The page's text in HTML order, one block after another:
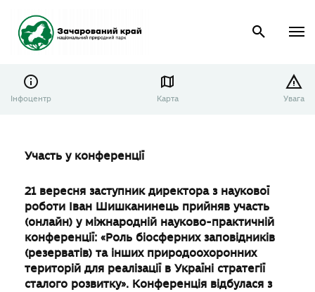
Інфоцентр Карта Увага
Участь у конференції
21 вересня заступник директора з наукової
роботи Іван Шишканинець прийняв участь
(онлайн) у міжнародній науково-практичній
конференції: «Роль біосферних заповідників
(резерватів) та інших природоохоронних
територій для реалізації в Україні стратегії
сталого розвитку». Конференція відбулася з